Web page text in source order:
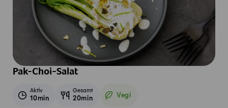
Pak-Choi-Salat
Aktiv
10min
Gesamt
20min Vegi
Vegetarisch